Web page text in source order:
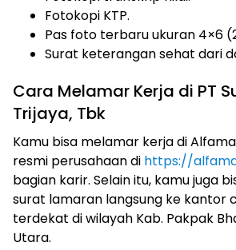
Fotokopi KTP.
Pas foto terbaru ukuran 4×6
Surat keterangan sehat dari
Cara Melamar Kerja di PT
Trijaya, Tbk
Kamu bisa melamar kerja di
resmi perusahaan di https://
bagian karir. Selain itu, kamu juga
surat lamaran langsung ke kantor
terdekat di wilayah Kab. Pakpak
Utara.